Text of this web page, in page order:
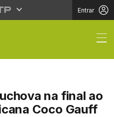
Entrar
na final ao
Coco Gauff